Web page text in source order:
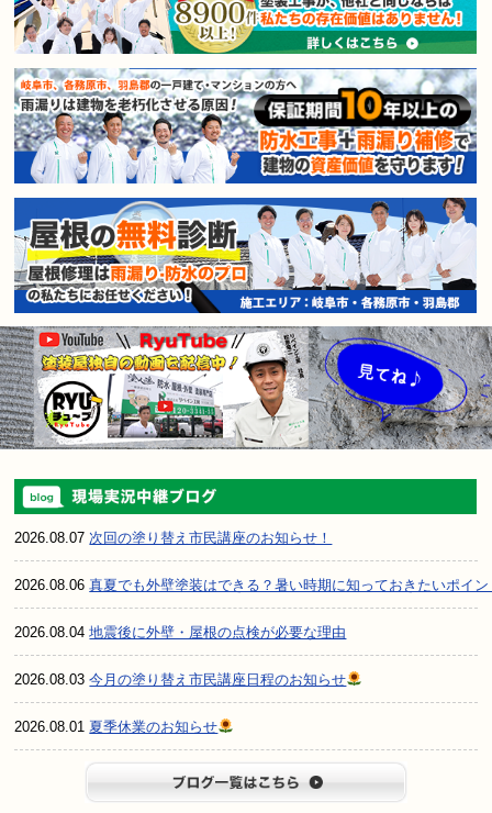
2026.08.07次回の塗り替え市民講座のお知らせ！
2026.08.06真夏でも外壁塗装はできる？暑い時期に知っておきたいポイン
2026.08.04地震後に外壁・屋根の点検が必要な理由
2026.08.03今月の塗り替え市民講座日程のお知らせ
2026.08.01 夏季休業のお知らせ